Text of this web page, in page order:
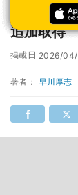
日本製鉄
追加取得
掲載日 2026/
著者： 早川厚志